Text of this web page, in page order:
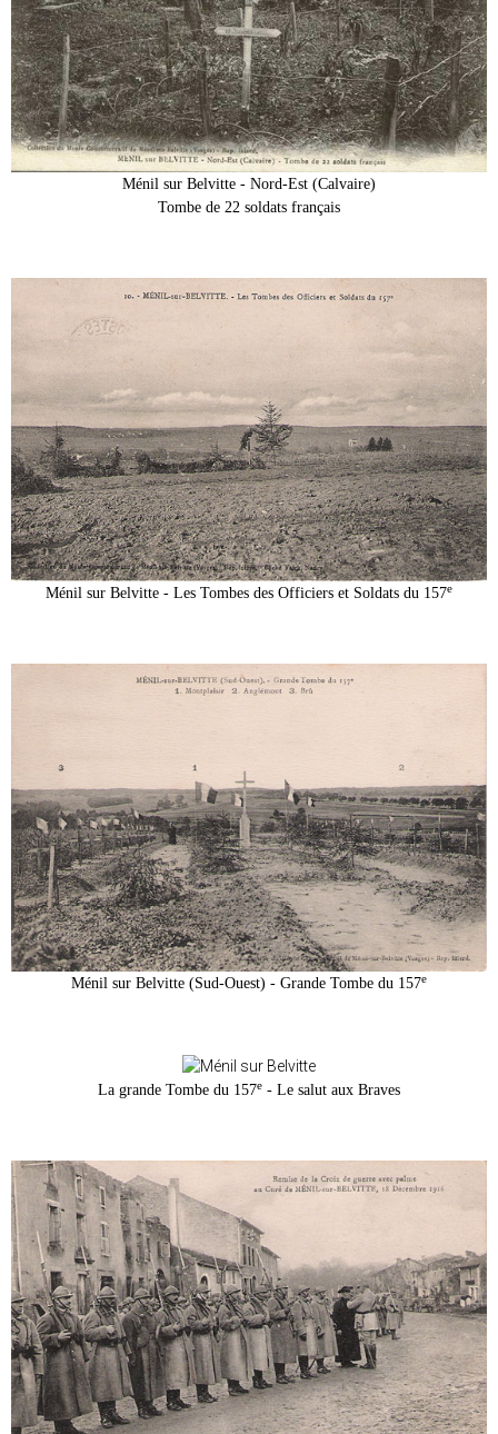
Ménil sur Belvitte - Nord-Est (Calvaire)
Tombe de 22 soldats français
Ménil sur Belvitte - Les Tombes des Officiers et Soldats du 157e
Ménil sur Belvitte (Sud-Ouest) - Grande Tombe du 157e
La grande Tombe du 157e - Le salut aux Braves